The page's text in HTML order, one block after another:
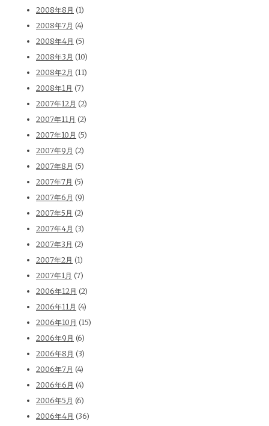
2008年8月 (1)
2008年7月 (4)
2008年4月 (5)
2008年3月 (10)
2008年2月 (11)
2008年1月 (7)
2007年12月 (2)
2007年11月 (2)
2007年10月 (5)
2007年9月 (2)
2007年8月 (5)
2007年7月 (5)
2007年6月 (9)
2007年5月 (2)
2007年4月 (3)
2007年3月 (2)
2007年2月 (1)
2007年1月 (7)
2006年12月 (2)
2006年11月 (4)
2006年10月 (15)
2006年9月 (6)
2006年8月 (3)
2006年7月 (4)
2006年6月 (4)
2006年5月 (6)
2006年4月 (36)